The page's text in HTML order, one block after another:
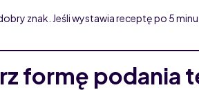
znak. Jeśli wystawia receptę po 5
formę podania